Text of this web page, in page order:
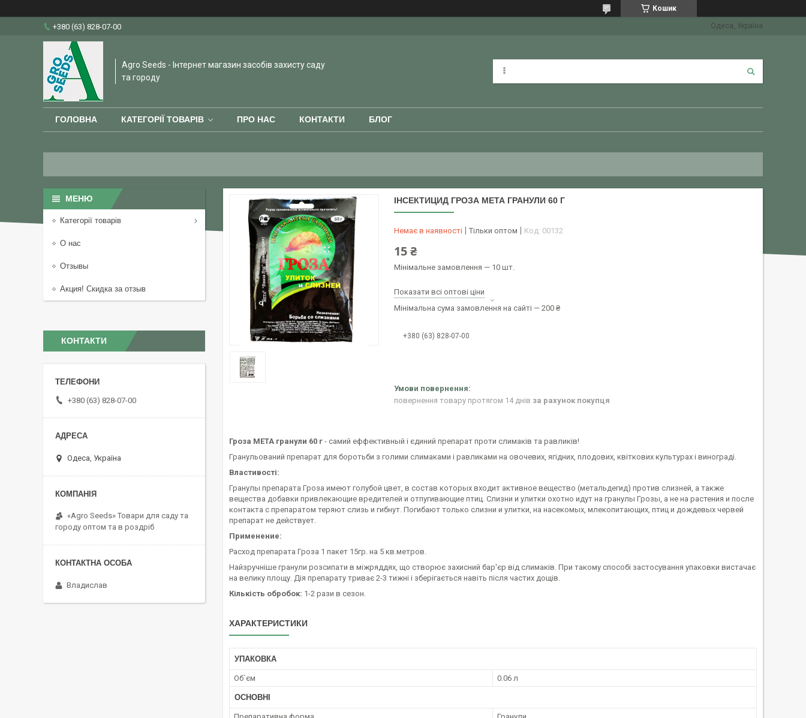
Кошик
+380 (63) 828-07-00 Одеса, Україна
Agro Seeds - Інтернет магазин засобів захисту саду
та городу
ГОЛОВНА КАТЕГОРІЇ ТОВАРІВ ПРО НАС КОНТАКТИ БЛОГ
ІНСЕКТИЦИД ГРОЗА МЕТА ГРАНУЛИ 60 Г
Немає в наявності Тільки оптом Код: 00132
15 ₴
Мінімальне замовлення — 10 шт.
Показати всі оптові ціни
Мінімальна сума замовлення на сайті — 200 ₴
+380 (63) 828-07-00
повернення товару протягом 14 днів за рахунок покупця
Гроза МЕТА гранули 60 г - самий еффективный і єдиний препарат проти слимаків та равликів!
Гранульований препарат для боротьби з голими слимаками і равликами на овочевих, ягідних, плодових, квіткових культурах і винограді.
Властивості:
Гранулы препарата Гроза имеют голубой цвет, в состав которых входит активное вещество (метальдегид) против слизней, а также
вещества добавки привлекающие вредителей и отпугивающие птиц. Слизни и улитки охотно идут на гранулы Грозы, а не на растения и после
контакта с препаратом теряют слизь и гибнут. Погибают только слизни и улитки, на насекомых, млекопитающих, птиц и дождевых червей
препарат не действует.
Применение:
Расход препарата Гроза 1 пакет 15гр. на 5 кв.метров.
Найзручніше гранули розсипати в міжряддях, що створює захисний бар'єр від слимаків. При такому способі застосування упаковки вистачає
на велику площу. Дія препарату триває 2-3 тижні і зберігається навіть після частих дощів.
Кількість обробок: 1-2 рази в сезон.
ХАРАКТЕРИСТИКИ
УПАКОВКА
Об`єм 0.06 л
ОСНОВНІ
Категорії товарів
О нас
Отзывы
Акция! Скидка за отзыв
КОНТАКТИ
+380 (63) 828-07-00
Одеса, Україна
«Agro Seeds» Товари для саду та
городу оптом та в роздріб
Владислав